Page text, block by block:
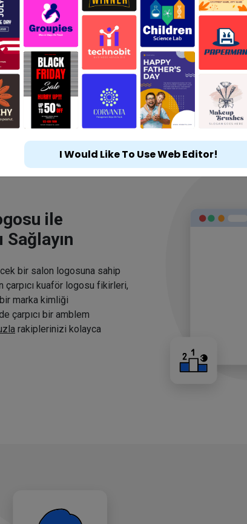
ile
Sağlayın
bir salon logosuna sahip
çarpıcı kuaför logosu fikirleri,
bir marka kimliği
çarpıcı bir amblem
rakiplerinizi kolayca
I Would Like To Use Web Editor!